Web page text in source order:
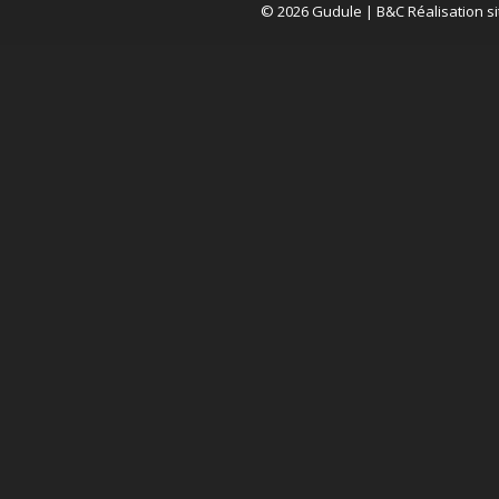
© 2026 Gudule | B&C Réalisation